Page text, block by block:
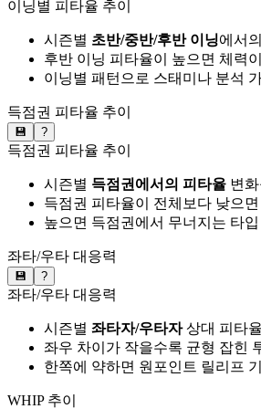
이닝별 피타율 추이
시즌별 초반/중반/후반 이닝에서
후반 이닝 피타율이 높으면 체력
이닝별 패턴으로 스태미나 분석
득점권 피타율 추이
💾 ?
득점권 피타율 추이
시즌별 득점권에서의 피타율 변
득점권 피타율이 전체보다 낮으
높으면 득점권에서 무너지는 타입
좌타/우타 대응력
💾 ?
좌타/우타 대응력
시즌별 좌타자/우타자상대 피타
좌우 차이가 작을수록 균형 잡힌
한쪽에 약하면 원포인트 릴리프
WHIP 추이